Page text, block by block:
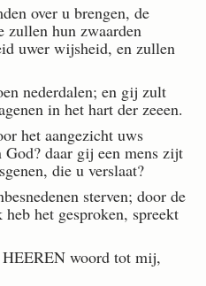
over u brengen, de
zullen hun zwaarden
uwer wijsheid, en zullen
nederdalen; en gij zult
in het hart der zeeen.
het aangezicht uws
daar gij een mens zijt
die u verslaat?
sterven; door de
het gesproken, spreekt
HEEREN woord tot mij,